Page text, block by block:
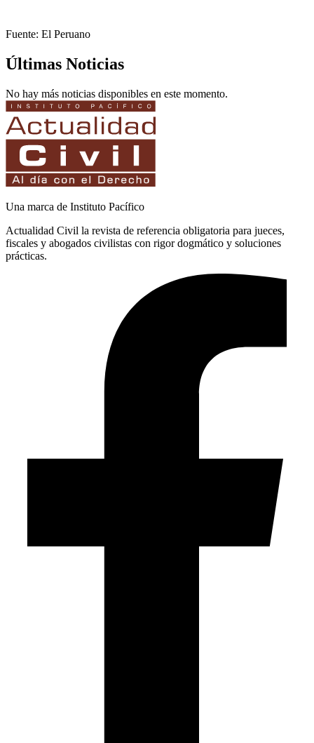
Fuente: El Peruano
Últimas Noticias
No hay más noticias disponibles en este momento.
Una marca de Instituto Pacífico
Actualidad Civil la revista de referencia obligatoria para jueces,
fiscales y abogados civilistas con rigor dogmático y soluciones
prácticas.